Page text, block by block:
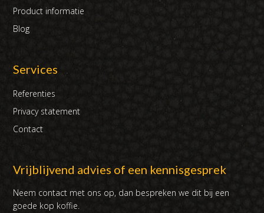
Product informatie
Blog
Services
Referenties
Privacy statement
Contact
Vrijblijvend advies of een kennisgesprek
Neem contact met ons op, dan bespreken we dit bij een
goede kop koffie.